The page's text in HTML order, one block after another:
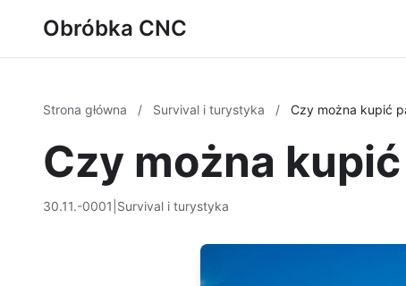
Obróbka CNC
Strona główna / Survival i turystyka / Czy można kupić
Czy można
30.11.-0001 Survival i turystyka